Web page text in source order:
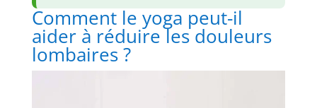
Comment le yoga peut-il
aider à réduire les douleurs
lombaires ?